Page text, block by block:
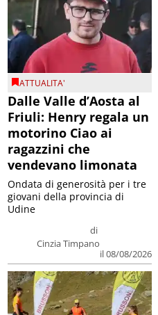
ATTUALITA'
Dalle Valle d’Aosta al
Friuli: Henry regala un
motorino Ciao ai
ragazzini che
vendevano limonata
di
Cinzia Timpano
il 08/08/2026
Ondata di generosità per i tre
giovani della provincia di
Udine